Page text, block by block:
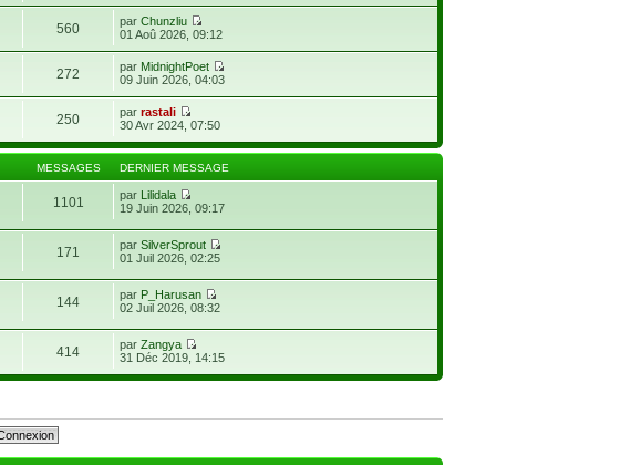
560 parChunzliu
01 Aoû 2026, 09:12
272 par MidnightPoet
09 Juin 2026, 04:03
250 parrastali
30 Avr 2024, 07:50
MESSAGES DERNIER MESSAGE
1101 par Lilidala
19 Juin 2026, 09:17
171 parSilverSprout
01 Juil 2026, 02:25
144 par P_Harusan
02 Juil 2026, 08:32
414 parZangya
31 Déc 2019, 14:15